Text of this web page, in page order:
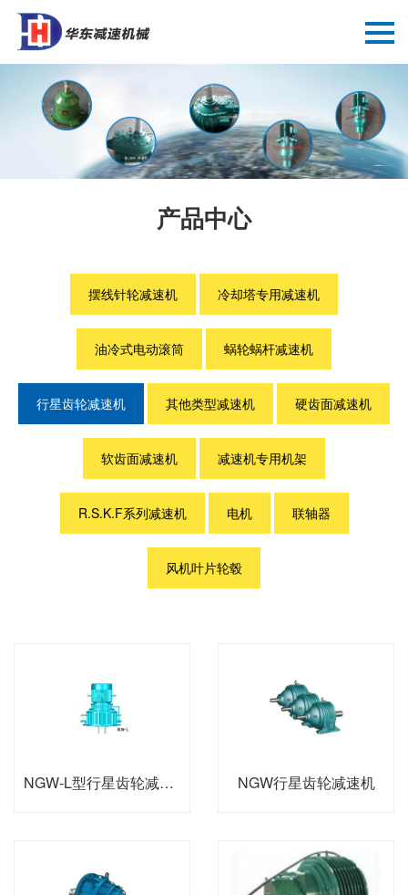
产品中心
摆线针轮减速机 冷却塔专用减速机
油冷式电动滚筒 蜗轮蜗杆减速机
行星齿轮减速机 其他类型减速机 硬齿面减速机
软齿面减速机 减速机专用机架
R.S.K.F系列减速机 电机 联轴器
风机叶片轮毂
NGW-L型行星齿轮减速机 NGW行星齿轮减速机